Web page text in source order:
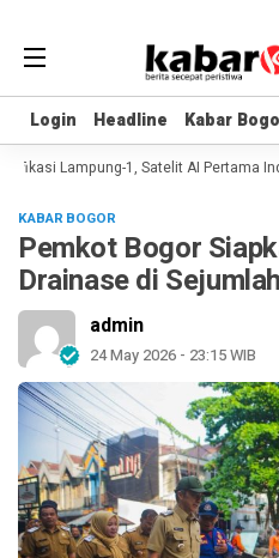
Login Headline Kabar
Login Headline Kabar
Lampung-1, Satelit AI Pertama
KABAR BOGOR
Pemkot Bogor
Drainase di
admin
24 May 2026 - 23:15 WIB